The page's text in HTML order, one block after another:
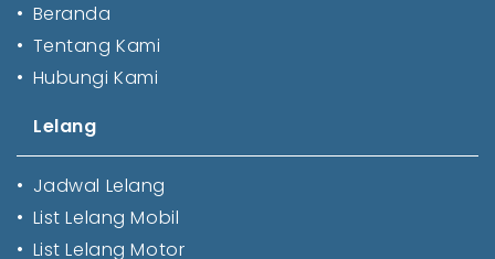
• Beranda
• Tentang Kami
• Hubungi Kami
Lelang
• Jadwal Lelang
• List Lelang Mobil
• List Lelang Motor